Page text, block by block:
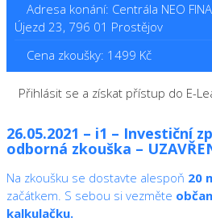
Adresa konání: Centrála NEO
Újezd 23, 796 01 Prostějov
Cena zkoušky: 1499 Kč
Přihlásit se a získat přístup do E-
26.05.2021 – i1 – Investiční
odborná zkouška –
Na zkoušku se dostavte alespoň 20
začátkem. S sebou si vezměte
kalkulačku.